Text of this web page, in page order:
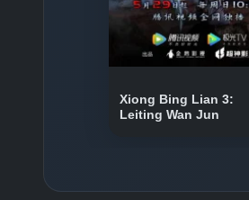
Xiong Bing Lian 3:
Leiting Wan Jun